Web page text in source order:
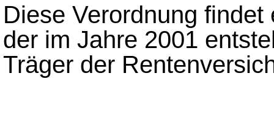
Diese Verordnung
der im Jahre 2001
Träger der